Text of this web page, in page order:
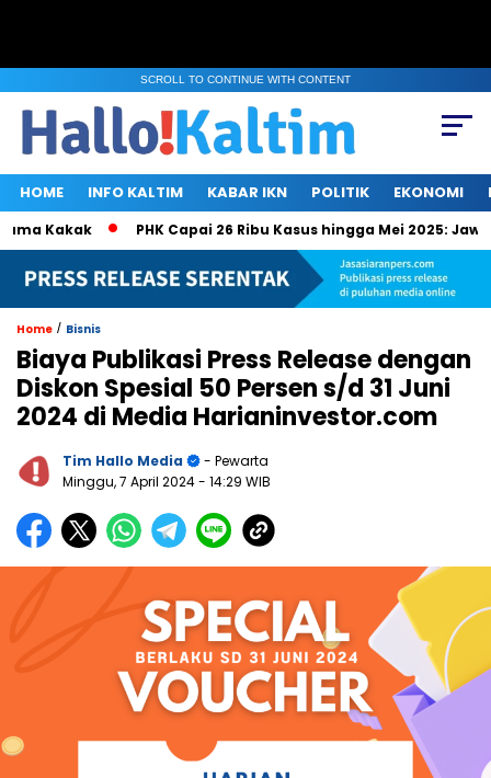
SCROLL TO CONTINUE WITH CONTENT
HOME INFO KALTIM KABAR IKN POLITIK EKONOMI
Kakak PHK Capai 26 Ribu Kasus hingga Mei 2025: Jawa
Home / Bisnis
Biaya Publikasi Press Release dengan
Diskon Spesial 50 Persen s/d 31 Juni
2024 di Media Harianinvestor.com
Tim Hallo Media
- Pewarta
Minggu, 7 April 2024- 14:29 WIB